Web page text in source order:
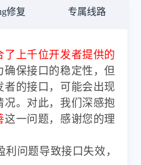
修复 专属线路
了上千位开发者提供的
确保接口的稳定性，但
者的接口，可能会出现
况。对此，我们深感抱
这一问题，感谢您的理
问题导致接口失效，